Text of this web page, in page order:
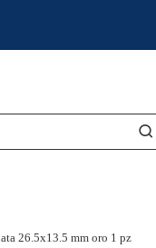
26.5x13.5 mm oro 1 pz